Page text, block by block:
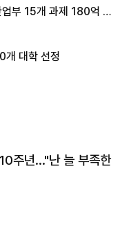
부 15개 과제 180억 지
개 대학 선정
주년…"난 늘 부족한